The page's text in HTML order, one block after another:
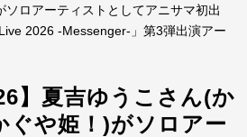
ソロアーティストとしてアニサマ初出
2026 -Messenger-」第3弾出演アー
】夏吉ゆうこさん(か
ぐや姫！)がソロアー